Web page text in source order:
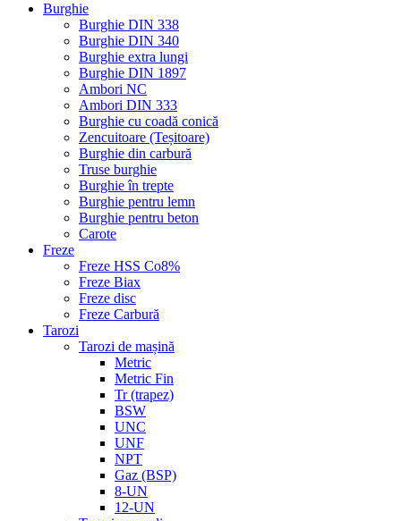
Burghie
Burghie DIN 338
Burghie DIN 340
Burghie extra lungi
Burghie DIN 1897
Ambori NC
Ambori DIN 333
Burghie cu coadă conică
Zencuitoare (Teșitoare)
Burghie din carbură
Truse burghie
Burghie în trepte
Burghie pentru lemn
Burghie pentru beton
Carote
Freze
Freze HSS Co8%
Freze Biax
Freze disc
Freze Carbură
Tarozi
Tarozi de mașină
Metric
Metric Fin
Tr (trapez)
BSW
UNC
UNF
NPT
Gaz (BSP)
8-UN
12-UN